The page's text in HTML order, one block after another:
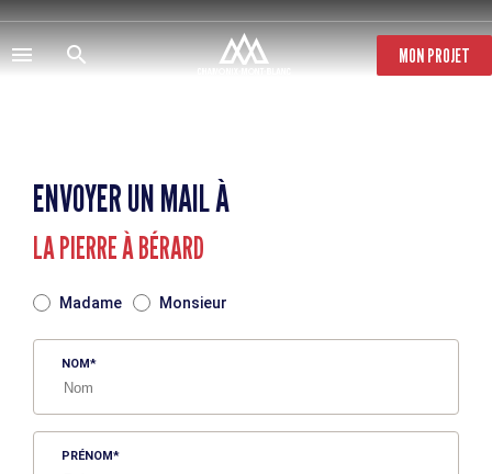
Aller
au
contenu
principal
MON PROJET
ENVOYER UN MAIL À
LA PIERRE À BÉRARD
Madame Monsieur
NOM
PRÉNOM